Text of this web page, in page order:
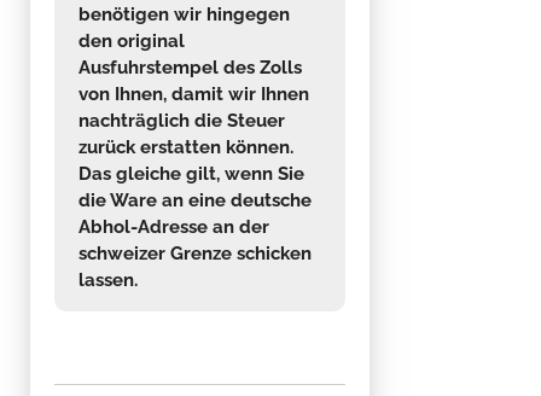
benötigen wir hingegen
den original
Ausfuhrstempel des Zolls
von Ihnen, damit wir Ihnen
nachträglich die Steuer
zurück erstatten können.
Das gleiche gilt, wenn Sie
die Ware an eine deutsche
Abhol-Adresse an der
schweizer Grenze schicken
lassen.